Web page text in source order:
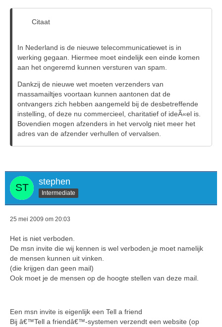
Citaat
In Nederland is de nieuwe telecommunicatiewet is in
werking gegaan. Hiermee moet eindelijk een einde komen
aan het ongeremd kunnen versturen van spam.
Dankzij de nieuwe wet moeten verzenders van
massamailtjes voortaan kunnen aantonen dat de
ontvangers zich hebben aangemeld bij de desbetreffende
instelling, of deze nu commercieel, charitatief of ideÃ«el is.
Bovendien mogen afzenders in het vervolg niet meer het
adres van de afzender verhullen of vervalsen.
stephen
Intermediate
25 mei 2009 om 20:03
Het is niet verboden.
De msn invite die wij kennen is wel verboden,je moet namelijk
de mensen kunnen uit vinken.
(die krijgen dan geen mail)
Ook moet je de mensen op de hoogte stellen van deze mail.
Een msn invite is eigenlijk een Tell a friend
Bij â€™Tell a friendâ€™-systemen verzendt een website (op